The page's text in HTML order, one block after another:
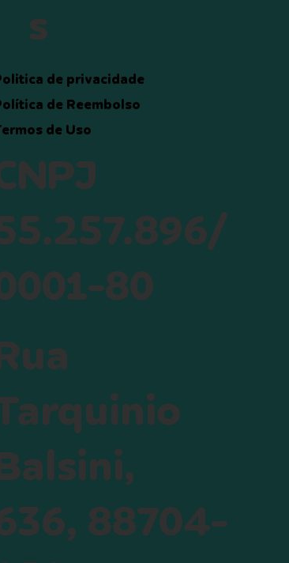
de Uso
de Reembolso
de privacidade
s
80
88704-